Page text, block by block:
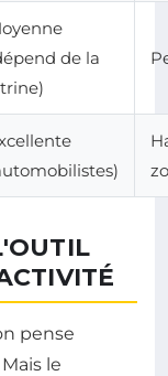
de la
pense
le